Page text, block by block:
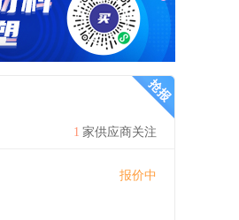
1 家供应商关注
报价中